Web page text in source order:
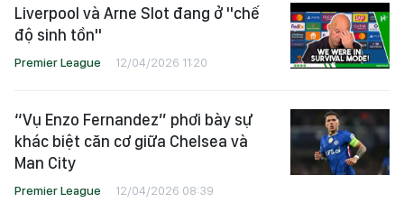
Liverpool và Arne Slot đang ở "chế
độ sinh tồn"
Premier League 12/04/2026 11:20
“Vụ Enzo Fernandez” phơi bày sự
khác biệt căn cơ giữa Chelsea và
Man City
Premier League 12/04/2026 08:39